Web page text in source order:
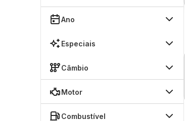
Ano
Especiais
Câmbio
Motor
Combustível